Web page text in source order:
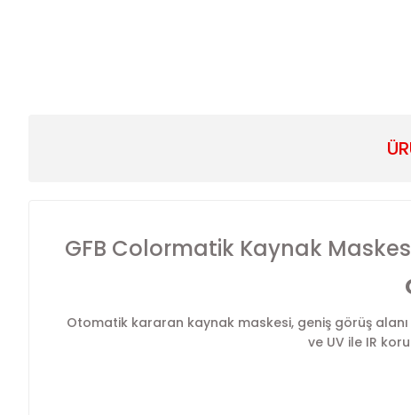
GFB Colormatik Kaynak
Otomatik kararan kaynak maskesi, geniş görüş
ve UV ile IR